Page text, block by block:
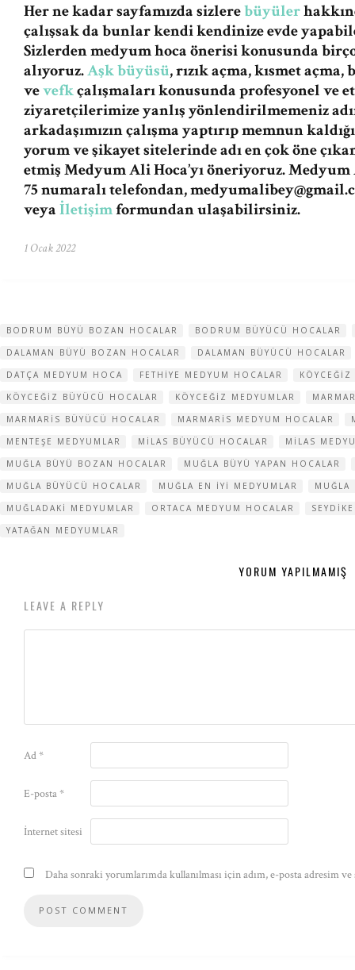
Her ne kadar sayfamızda sizlerebüyüler
çalışsak da bunlar kendi kendinize evde
Sizlerden medyum hoca önerisi konusunda
alıyoruz.Aşk büyüsü, rızık açma, kısmet açma,
vevefkçalışmaları konusunda profesyonel ve
ziyaretçilerimize yanlış yönlendirilmemeniz
arkadaşımızın çalışma yaptırıp memnun
yorum ve şikayet sitelerinde adı en çok öne
etmiş Medyum Ali Hoca’yı öneriyoruz. Medyum
75 numaralı telefondan,
veyaİletişimformundan ulaşabilirsiniz.
1 Ocak 2022
BODRUM BÜYÜ BOZAN HOCALAR
BODRUM BÜYÜCÜ HOCALAR
DALAMAN BÜYÜ BOZAN HOCALAR
DALAMAN BÜYÜCÜ HOCALAR
DATÇA MEDYUM HOCA
FETHIYE MEDYUM HOCALAR
KÖYCEĞIZ BÜYÜCÜ HOCALAR
KÖYCEĞIZ MEDYUMLAR
MARMARIS BÜYÜCÜ HOCALAR
MARMARIS MEDYUM HOCALAR
MENTEŞE MEDYUMLAR
MILAS BÜYÜCÜ HOCALAR
MILAS
MUĞLA BÜYÜ BOZAN HOCALAR
MUĞLA BÜYÜ YAPAN HOCALAR
MUĞLA BÜYÜCÜ HOCALAR
MUĞLA EN IYI MEDYUMLAR
MUĞLA
MUĞLADAKI MEDYUMLAR
ORTACA MEDYUM HOCALAR
YATAĞAN MEDYUMLAR
YORUM YAPILMAMIŞ
LEAVE A REPLY
Ad*
E-posta*
İnternet sitesi
Daha sonraki yorumlarımda kullanılması için adım, e-posta adresim